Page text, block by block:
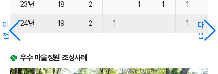
‘23'년 18 2 1 1 1
‘24'년 19 2 1 1 1
우수 마을정원 조성사례
이
전
다
음